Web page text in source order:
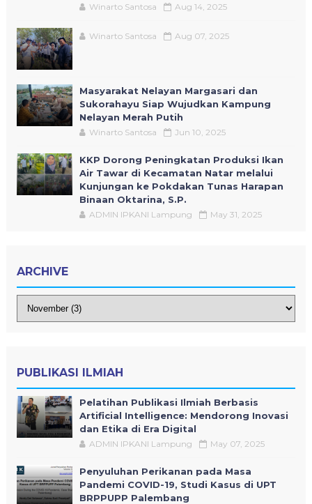
Winarto Santosa Aug 14, 2025
Winarto Santosa Aug 07, 2025
Masyarakat Nelayan Margasari dan
Sukorahayu Siap Wujudkan Kampung
Nelayan Merah Putih
Winarto Santosa Jun 10, 2025
KKP Dorong Peningkatan Produksi Ikan
Air Tawar di Kecamatan Natar melalui
Kunjungan ke Pokdakan Tunas Harapan
Binaan Oktarina, S.P.
ADMIN IPKANI Lampung May 31, 2025
ARCHIVE
PUBLIKASI ILMIAH
Pelatihan Publikasi Ilmiah Berbasis
Artificial Intelligence: Mendorong Inovasi
dan Etika di Era Digital
ADMIN IPKANI Lampung May 07, 2025
Penyuluhan Perikanan pada Masa
Pandemi COVID-19, Studi Kasus di UPT
BRPPUPP Palembang